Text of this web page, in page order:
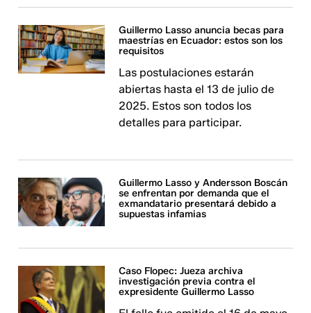
Guillermo Lasso anuncia becas para
maestrías en Ecuador: estos son los
requisitos
Las postulaciones estarán
abiertas hasta el 13 de julio de
2025. Estos son todos los
detalles para participar.
Guillermo Lasso y Andersson Boscán
se enfrentan por demanda que el
exmandatario presentará debido a
supuestas infamias
Caso Flopec: Jueza archiva
investigación previa contra el
expresidente Guillermo Lasso